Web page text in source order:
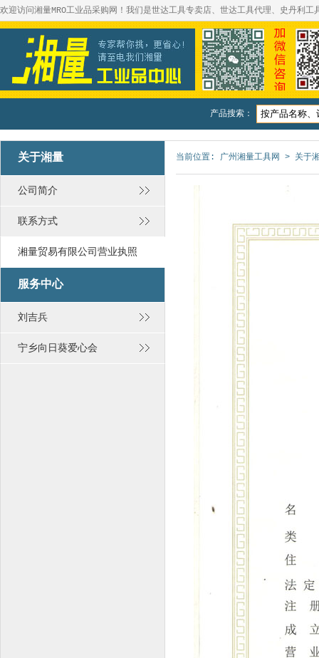
欢迎访问湘量MRO工业品采购网！我们是世达工具专卖店、世达工具代理、史丹利
产品搜索：
关于湘量
公司简介
联系方式
湘量贸易有限公司营业执照
服务中心
刘吉兵
宁乡向日葵爱心会
当前位置: 广州湘量工具网 > 关于